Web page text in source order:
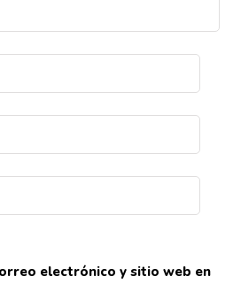
electrónico y sitio web en